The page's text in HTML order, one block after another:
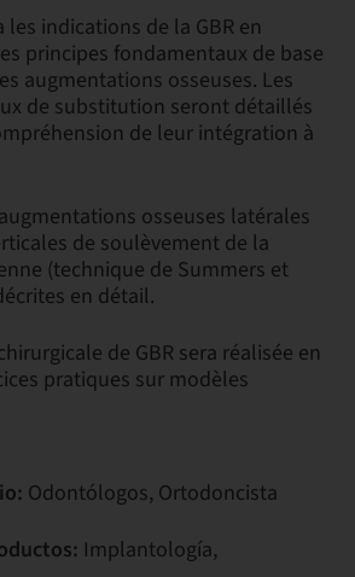
les indications de la GBR en
principes fondamentaux de base
augmentations osseuses. Les
de substitution seront détaillés
de leur intégration à
osseuses latérales
de soulèvement de la
(technique de Summers et
en détail.
de GBR sera réalisée en
pratiques sur modèles
Odontólogos, Ortodoncista
Implantología,